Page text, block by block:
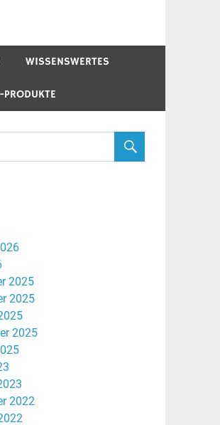
WISSENSWERTES
PRODUKTE
2025
2025
2025
2022